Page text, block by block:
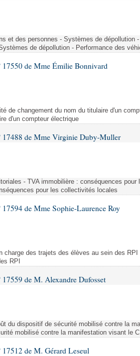
des lois
des lois
débats
et des personnes - Systèmes de dépollution
de dépollution - Performance des
17550 de Mme Émilie Bonnivard
de changement du nom du titulaire d'un
d'un compteur électrique
17488 de Mme Virginie Duby-Muller
- TVA immobilière : conséquences
pour les collectivités locales
17594 de Mme Sophie-Laurence Roy
charge des trajets des élèves au sein des
RPI
17559 de M. Alexandre Dufosset
du dispositif de sécurité mobilisé contre la
mobilisé contre la manifestation visant le
17512 de M. Gérard Leseul